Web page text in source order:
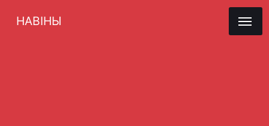
НАВІНЫ